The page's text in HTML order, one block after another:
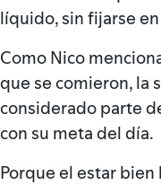
líquido, sin fijarse
Como Nico
que se comieron, la
considerado parte
con su meta del día.
Porque el estar